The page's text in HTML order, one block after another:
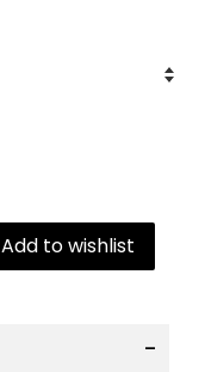
Add to wishlist